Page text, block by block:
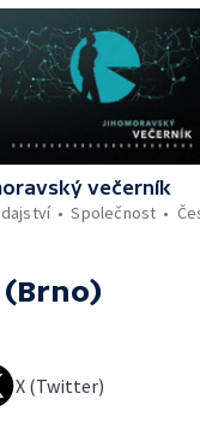
večerník
Společnost
X (Twitter)